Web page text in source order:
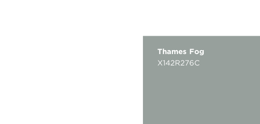
Thames Fog
X142R276C